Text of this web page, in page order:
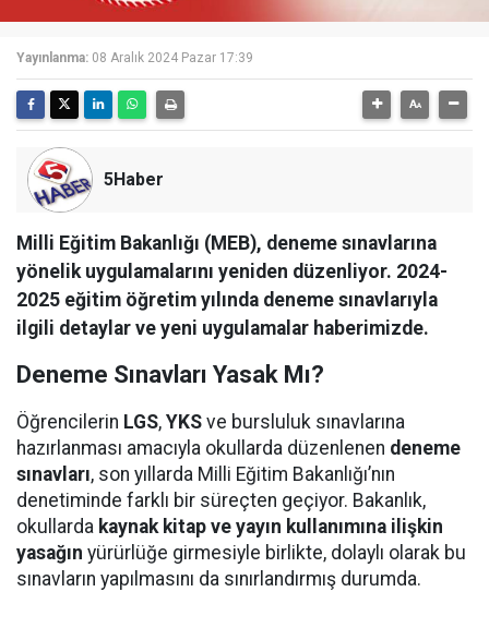
Yayınlanma: 08 Aralık 2024 Pazar 17:39
5Haber
Milli Eğitim Bakanlığı (MEB), deneme sınavlarına
yönelik uygulamalarını yeniden düzenliyor. 2024-
2025 eğitim öğretim yılında deneme sınavlarıyla
ilgili detaylar ve yeni uygulamalar haberimizde.
Deneme Sınavları Yasak Mı?
Öğrencilerin LGS, YKS ve bursluluk sınavlarına
hazırlanması amacıyla okullarda düzenlenen deneme
sınavları, son yıllarda Milli Eğitim Bakanlığı’nın
denetiminde farklı bir süreçten geçiyor. Bakanlık,
okullarda kaynak kitap ve yayın kullanımına ilişkin
yasağın yürürlüğe girmesiyle birlikte, dolaylı olarak bu
sınavların yapılmasını da sınırlandırmış durumda.